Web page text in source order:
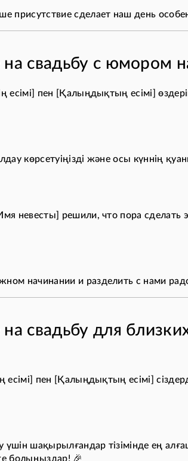
присутствие сделает наш день
свадьбу с юмором
есімі] пен [Қалыңдықтың есімі]
көрсетуіңізді және осы күннің
невесты] решили, что пора сделать
начинании и разделить с нами
свадьбу для
есімі] пен [Қалыңдықтың есімі]
үшін шақырылғандар тізімінде ең
болыңыздар! 🎉